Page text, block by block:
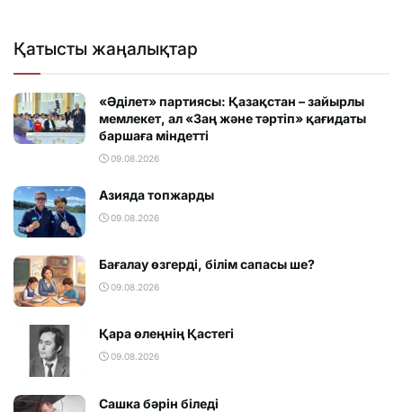
Қатысты жаңалықтар
«Әділет» партиясы: Қазақстан – зайырлы
мемлекет, ал «Заң және тәртіп» қағидаты
баршаға міндетті
09.08.2026
Азияда топжарды
09.08.2026
Бағалау өзгерді, білім сапасы ше?
09.08.2026
Қара өлеңнің Қастегі
09.08.2026
Сашка бәрін біледі